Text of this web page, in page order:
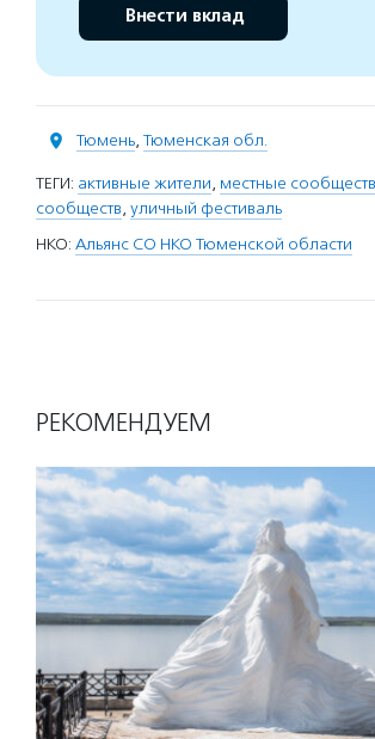
Внести вклад
Тюмень, Тюменская обл.
ТЕГИ: активные жители, местные
сообществ, уличный фестиваль
НКО: Альянс СО НКО Тюменской области
РЕКОМЕНДУЕМ